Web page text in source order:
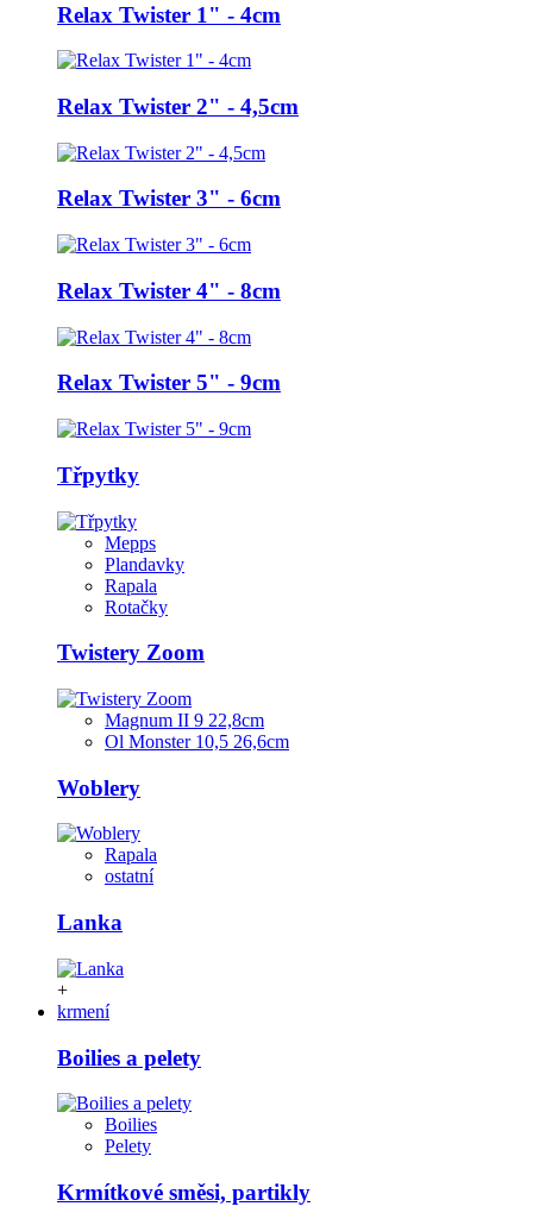
Relax Twister 1" - 4cm
Relax Twister 2" - 4,5cm
Relax Twister 3" - 6cm
Relax Twister 4" - 8cm
Relax Twister 5" - 9cm
Třpytky
Mepps
Plandavky
Rapala
Rotačky
Twistery Zoom
Magnum II 9 22,8cm
Ol Monster 10,5 26,6cm
Woblery
Rapala
ostatní
Lanka
+
krmení
Boilies a pelety
Boilies
Pelety
Krmítkové směsi, partikly